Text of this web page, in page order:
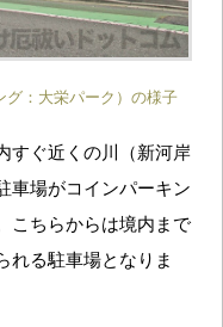
グ：大栄パーク）の様子
すぐ近くの川（新河岸
車場がコインパーキン
こちらからは境内まで
れる駐車場となりま